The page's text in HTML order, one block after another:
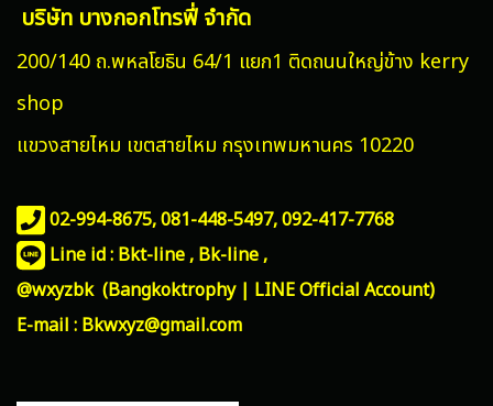
บริษัท บางกอกโทรฟี่ จำกัด
200/140 ถ.พหลโยธิน 64/1 แยก1 ติดถนนใหญ่ข้าง kerry
shop
แขวงสายไหม เขตสายไหม กรุงเทพมหานคร 10220
02-994-8675, 081-448-5497,092-417-7768
Line id : Bkt-line , Bk-line ,
@wxyzbk (Bangkoktrophy | LINE Official Account)
E-mail : Bkwxyz@gmail.com